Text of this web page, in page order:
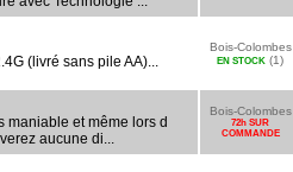
(livré sans pile AA)...
Bois-Colombes
EN STOCK (1)
maniable et même lors d
aucune di...
Bois-Colombes
72h SUR
COMMANDE